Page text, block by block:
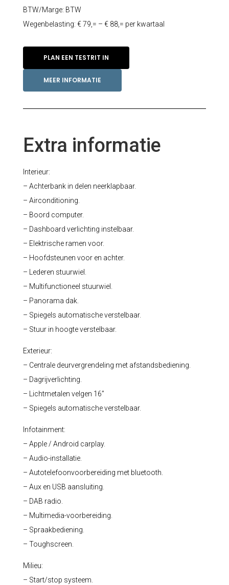
BTW/Marge: BTW
Wegenbelasting: € 79,= – € 88,= per kwartaal
PLAN EEN TESTRIT IN
MEER INFORMATIE
Extra informatie
Interieur:
– Achterbank in delen neerklapbaar.
– Airconditioning.
– Boord computer.
– Dashboard verlichting instelbaar.
– Elektrische ramen voor.
– Hoofdsteunen voor en achter.
– Lederen stuurwiel.
– Multifunctioneel stuurwiel.
– Panorama dak.
– Spiegels automatische verstelbaar.
– Stuur in hoogte verstelbaar.
Exterieur:
– Centrale deurvergrendeling met afstandsbediening.
– Dagrijverlichting.
– Lichtmetalen velgen 16”
– Spiegels automatische verstelbaar.
Infotainment:
– Apple / Android carplay.
– Audio-installatie.
– Autotelefoonvoorbereiding met bluetooth.
– Aux en USB aansluiting.
– DAB radio.
– Multimedia-voorbereiding.
– Spraakbediening.
– Toughscreen.
Milieu:
– Start/stop systeem.